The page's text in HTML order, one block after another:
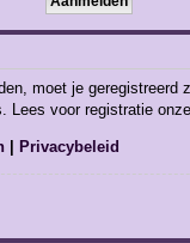
moet je
Lees voor registratie
| Privacybeleid